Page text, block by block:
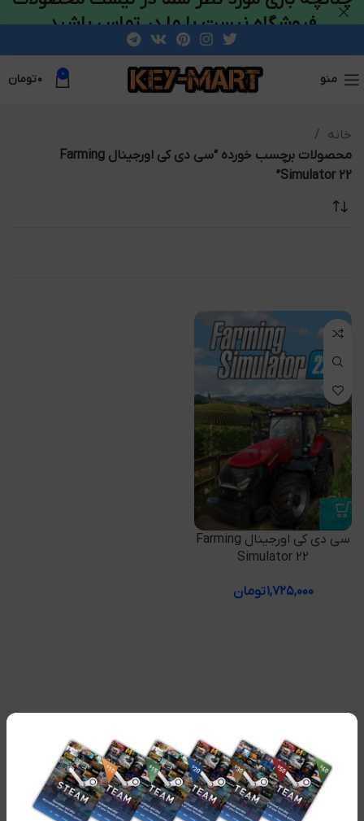
منو 0 ۰تومان
خانه
محصولات برچسب خورده “سی دی کی اورجینال Farming
Simulator 22”
سی دی کی اورجینال Farming
Simulator 22
۱,۷۲۵,۰۰۰تومان
فروشگاه نیست با ما در تماس باشید